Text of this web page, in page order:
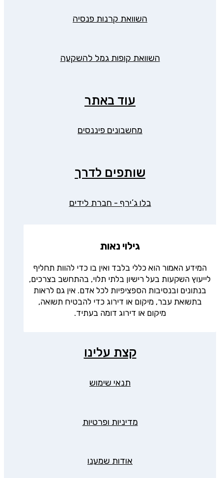
השוואת קרנות פנסיה
השוואת קופות גמל להשקעה
עוד באתר
מחשבונים פיננסים
שותפים לדרך
בלו ג’ירף - חברת לידים
גילוי נאות
המידע האמור הוא כללי בלבד ואין בו כדי להוות תחליף
לייעוץ השקעות בעל רישיון בלתי תלוי, בהתחשב בצרכים,
בנתונים ובנסיבות הספציפיות לכל אדם. אין גם לראות
בתשואת עבר, מיקום או דירוג כדי להבטיח תשואה,
מיקום או דירוג דומה בעתיד.
קצת עלינו
תנאי שימוש
מדיניות ופרטיות
אודות שמענו